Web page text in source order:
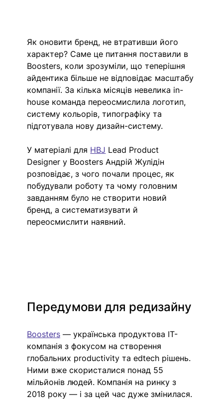
Як оновити бренд, не втративши його
характер? Саме це питання поставили в
Boosters, коли зрозуміли, що теперішня
айдентика більше не відповідає масштабу
компанії. За кілька місяців невелика in-
house команда переосмислила логотип,
систему кольорів, типографіку та
підготувала нову дизайн-систему.
У матеріалі для HBJ Lead Product
Designer у Boosters Андрій Жулідін
розповідає, з чого почали процес, як
побудували роботу та чому головним
завданням було не створити новий
бренд, а систематизувати й
переосмислити наявний.
Передумови для редизайну
Boosters — українська продуктова ІТ-
компанія з фокусом на створення
глобальних productivity та edtech рішень.
Ними вже скористалися понад 55
мільйонів людей. Компанія на ринку з
2018 року — і за цей час дуже змінилася.